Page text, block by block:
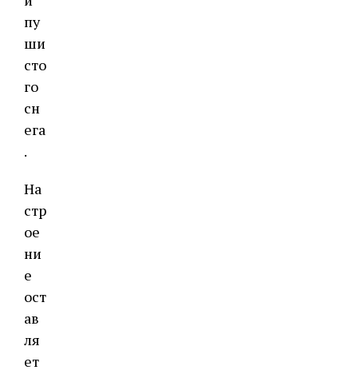
пу
ши
сто
го
сн
ега
.
На
стр
ое
ни
е
ост
ав
ля
ет